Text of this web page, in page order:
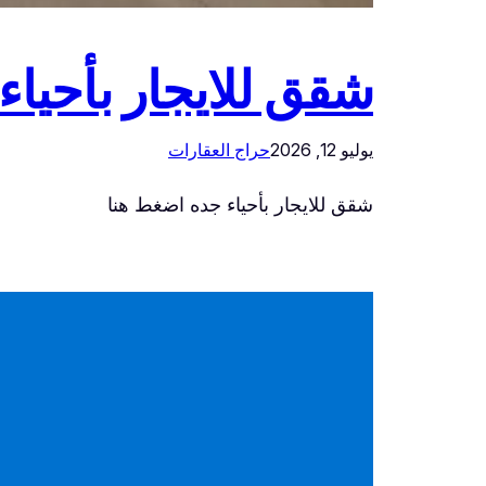
شقق للايجار
يوليو 12, 2026 حراج العقارات
شقق للايجار بأحياء جده اضغط هنا